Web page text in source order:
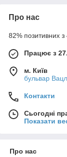
Про нас
82% позитивних з
Працює з
м. Київ
бульвар
Контакти
Сьогодні
Показати
Про нас